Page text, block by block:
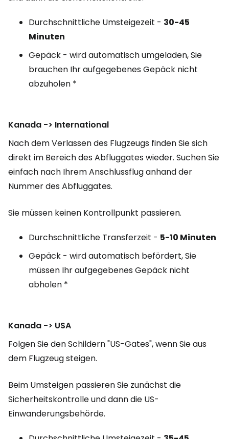
Durchschnittliche Umsteigezeit - 30-45
Minuten
Gepäck - wird automatisch umgeladen, Sie
brauchen Ihr aufgegebenes Gepäck nicht
abzuholen *
Kanada -> International
Nach dem Verlassen des Flugzeugs finden Sie sich
direkt im Bereich des Abfluggates wieder. Suchen Sie
einfach nach Ihrem Anschlussflug anhand der
Nummer des Abfluggates.
Sie müssen keinen Kontrollpunkt passieren.
Durchschnittliche Transferzeit - 5-10 Minuten
Gepäck - wird automatisch befördert, Sie
müssen Ihr aufgegebenes Gepäck nicht
abholen *
Kanada -> USA
Folgen Sie den Schildern "US-Gates", wenn Sie aus
dem Flugzeug steigen.
Beim Umsteigen passieren Sie zunächst die
Sicherheitskontrolle und dann die US-
Einwanderungsbehörde.